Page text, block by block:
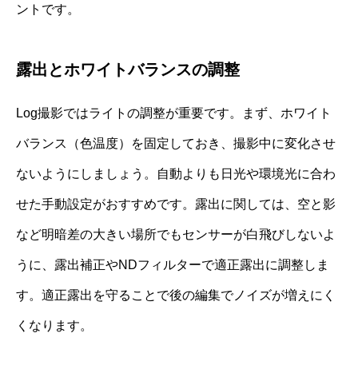
ントです。
露出とホワイトバランスの調整
Log撮影ではライトの調整が重要です。まず、ホワイト
バランス（色温度）を固定しておき、撮影中に変化させ
ないようにしましょう。自動よりも日光や環境光に合わ
せた手動設定がおすすめです。露出に関しては、空と影
など明暗差の大きい場所でもセンサーが白飛びしないよ
うに、露出補正やNDフィルターで適正露出に調整しま
す。適正露出を守ることで後の編集でノイズが増えにく
くなります。